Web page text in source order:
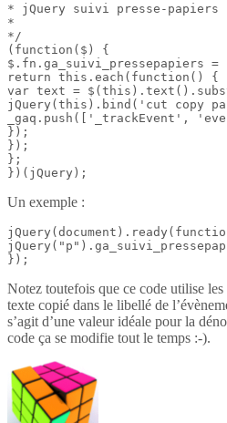
* jQuery suivi presse-papiers
*
*/
(function($) {
$.fn.ga_suivi_pressepapiers =
return this.each(function() {
var text =
jQuery(this).bind('cut copy
_gaq.push(['_trackEvent',
});
});
};
})(jQuery);
Un exemple :
});
Notez toutefois que ce code utilise les
texte copié dans le libellé de
s’agit d’une valeur idéale pour la
code ça se modifie tout le temps :-).